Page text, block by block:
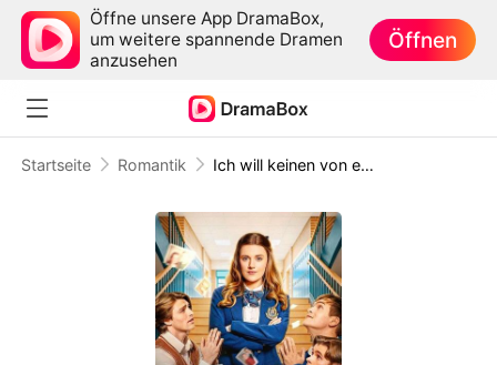
Öffne unsere App DramaBox,
um weitere spannende Dramen
anzusehen
Öffnen
Startseite Romantik Ich will keinen von euch dreien